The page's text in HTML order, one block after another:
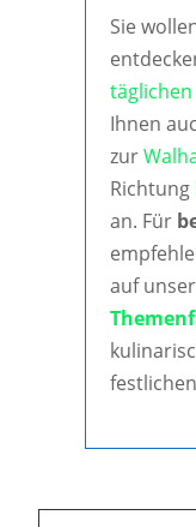
Sie
Ihnen
zur
Richtung
an. Für
auf